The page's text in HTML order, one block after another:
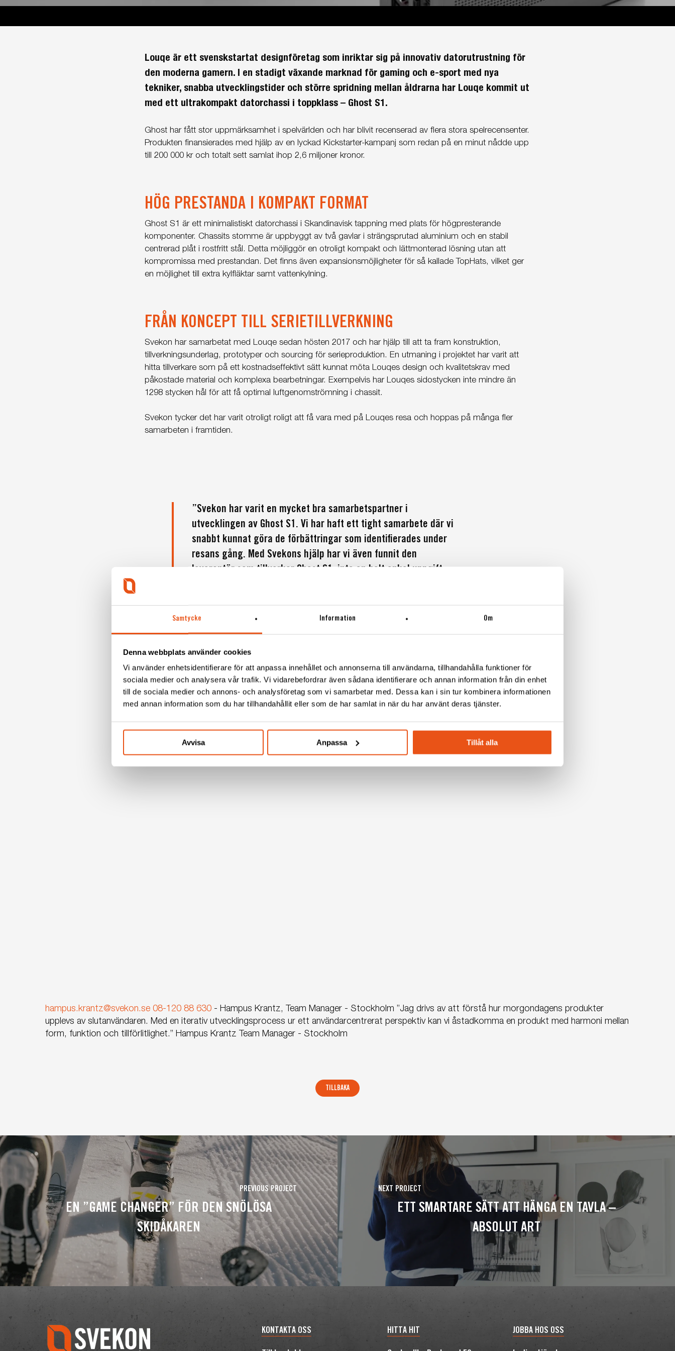
Samtycke Information Om
Denna webbplats använder cookies
Vi använder enhetsidentifierare för att anpassa innehållet och annonserna till användarna, tillhandahålla funktioner för
sociala medier och analysera vår trafik. Vi vidarebefordrar även sådana identifierare och annan information från din enhet
till de sociala medier och annons- och analysföretag som vi samarbetar med. Dessa kan i sin tur kombinera informationen
med annan information som du har tillhandahållit eller som de har samlat in när du har använt deras tjänster.
Avvisa Anpassa Tillåt alla
Louqe är ett svenskstartat designföretag som inriktar sig på innovativ datorutrustning för
den moderna gamern. I en stadigt växande marknad för gaming och e-sport med nya
tekniker, snabba utvecklingstider och större spridning mellan åldrarna har Louqe kommit ut
med ett ultrakompakt datorchassi i toppklass – Ghost S1.
Ghost har fått stor uppmärksamhet i spelvärlden och har blivit recenserad av flera stora spelrecensenter.
Produkten finansierades med hjälp av en lyckad Kickstarter-kampanj som redan på en minut nådde upp
till 200 000 kr och totalt sett samlat ihop 2,6 miljoner kronor.
HÖG PRESTANDA I KOMPAKT FORMAT
Ghost S1 är ett minimalistiskt datorchassi i Skandinavisk tappning med plats för högpresterande
komponenter. Chassits stomme är uppbyggt av två gavlar i strängsprutad aluminium och en stabil
centrerad plåt i rostfritt stål. Detta möjliggör en otroligt kompakt och lättmonterad lösning utan att
kompromissa med prestandan. Det finns även expansionsmöjligheter för så kallade TopHats, vilket ger
en möjlighet till extra kylfläktar samt vattenkylning.
FRÅN KONCEPT TILL SERIETILLVERKNING
Svekon har samarbetat med Louqe sedan hösten 2017 och har hjälp till att ta fram konstruktion,
tillverkningsunderlag, prototyper och sourcing för serieproduktion. En utmaning i projektet har varit att
hitta tillverkare som på ett kostnadseffektivt sätt kunnat möta Louqes design och kvalitetskrav med
påkostade material och komplexa bearbetningar. Exempelvis har Louqes sidostycken inte mindre än
1298 stycken hål för att få optimal luftgenomströmning i chassit.
Svekon tycker det har varit otroligt roligt att få vara med på Louqes resa och hoppas på många fler
samarbeten i framtiden.
”Svekon har varit en mycket bra samarbetspartner i
utvecklingen av Ghost S1. Vi har haft ett tight samarbete där vi
snabbt kunnat göra de förbättringar som identifierades under
resans gång. Med Svekons hjälp har vi även funnit den
leverantör som tillverkar Ghost S1, inte en helt enkel uppgift
Patrik Michalski, CEO, LOUQE
hampus.krantz@svekon.se 08-120 88 630 - Hampus Krantz, Team Manager - Stockholm ”Jag drivs av att förstå hur morgondagens produkter
upplevs av slutanvändaren. Med en iterativ utvecklingsprocess ur ett användarcentrerat perspektiv kan vi åstadkomma en produkt med harmoni mellan
form, funktion och tillförlitlighet.” Hampus Krantz Team Manager - Stockholm
PREVIOUS PROJECT
EN ”GAME CHANGER” FÖR DEN SNÖLÖSA
SKIDÅKAREN
NEXT PROJECT
ETT SMARTARE SÄTT ATT HÄNGA EN TAVLA –
ABSOLUT ART
KONTAKTA OSS HITTA HIT JOBBA HOS OSS